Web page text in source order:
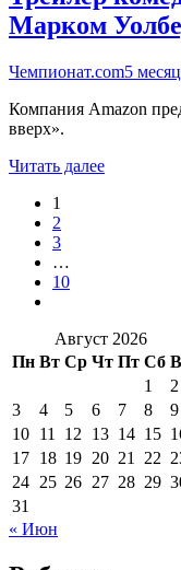
Марком
Чемпионат.com5
Компания Amazon
вверх».
Читать далее
1
2
3
…
10
Август 2026
Пн Вт Ср Чт Пт Сб
1
2
3
4 5 6 7 8
9
10 11 12 13 14 15
17 18 19 20 21 22
24 25 26 27 28 29
31
« Июн